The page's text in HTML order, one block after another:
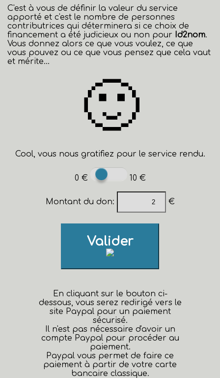
C'est à vous de définir la valeur du service
apporté et c'est le nombre de personnes
contributrices qui déterminera si ce choix de
financement a été judicieux ou non pour Id2nom.
Vous donnez alors ce que vous voulez, ce que
vous pouvez ou ce que vous pensez que cela vaut
et mérite...
🙂
Cool, vous nous gratifiez pour le service rendu.
0 € 10 €
Montant du don: €
Valider
En cliquant sur le bouton ci-
dessous, vous serez redirigé vers le
site Paypal pour un paiement
sécurisé.
Il n'est pas nécessaire d'avoir un
compte Paypal pour procéder au
paiement.
Paypal vous permet de faire ce
paiement à partir de votre carte
bancaire classique.